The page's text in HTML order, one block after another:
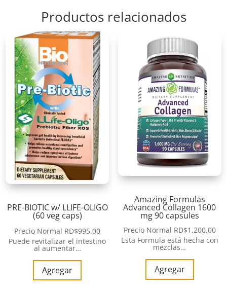
Productos relacionados
PRE-BIOTIC w/ LLIFE-OLIGO
(60 veg caps)
Precio Normal RD$995.00
Puede revitalizar el intestino
al aumentar…
Agregar
Amazing Formulas
Advanced Collagen 1600
mg 90 capsules
Precio Normal RD$1,200.00
Esta Formula está hecha con
mezclas…
Agregar